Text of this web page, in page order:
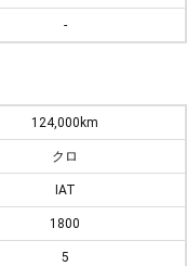
-
124,000km
クロ
IAT
1800
5